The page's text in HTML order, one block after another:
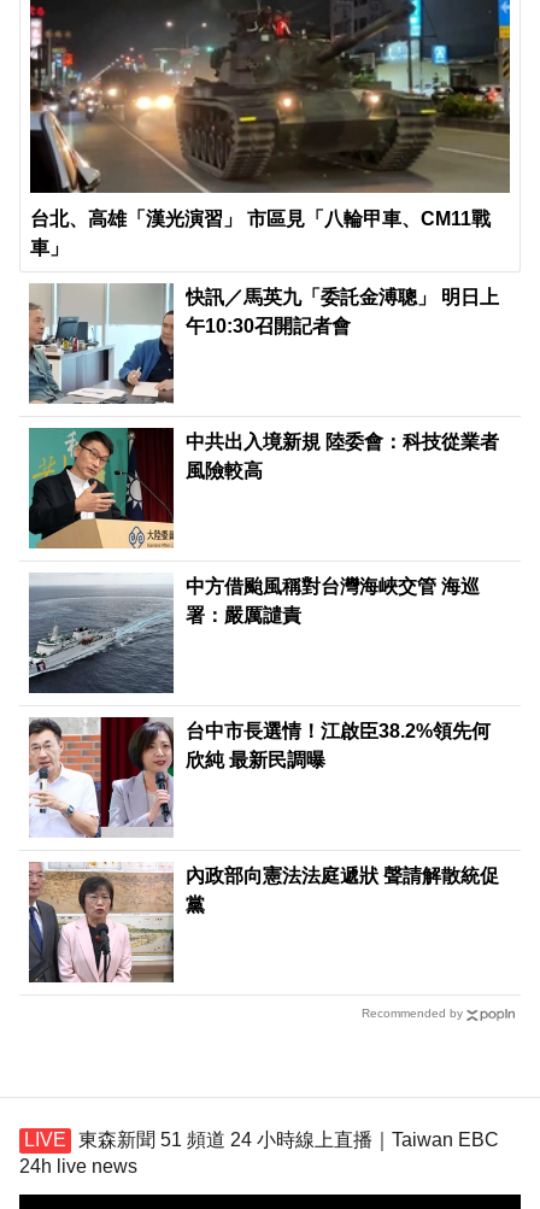
台北、高雄「漢光演習」 市區見「八輪甲車、CM11戰
車」
快訊／馬英九「委託金溥聰」 明日上
午10:30召開記者會
中共出入境新規 陸委會：科技從業者
風險較高
中方借颱風稱對台灣海峽交管 海巡
署：嚴厲譴責
台中市長選情！江啟臣38.2%領先何
欣純 最新民調曝
內政部向憲法法庭遞狀 聲請解散統促
黨
Recommended by
東森新聞 51 頻道 24 小時線上直播｜Taiwan EBC
24h live news